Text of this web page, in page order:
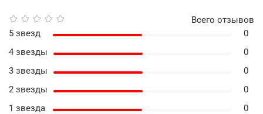
Всего отзывов
5 звезд
0
4 звезды
0
3 звезды
0
2 звезды
0
1 звезда
0